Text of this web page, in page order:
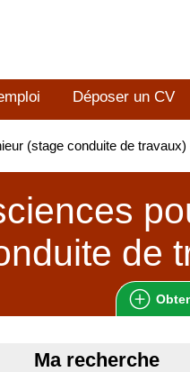
Déposer un CV
(stage conduite de
de
Ma recherche